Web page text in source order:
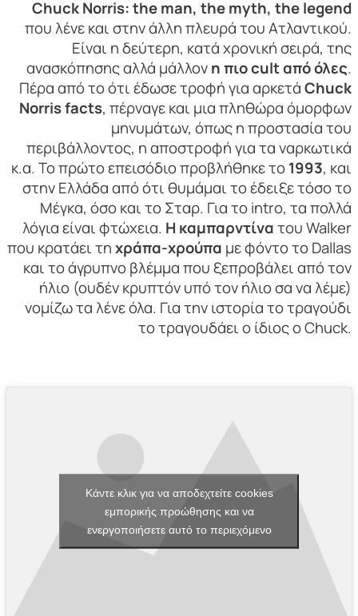
Chuck Norris: the man, the myth, the legend
που λένε και στην άλλη πλευρά του Ατλαντικού.
Είναι η δεύτερη, κατά χρονική σειρά, της
ανασκόπησης αλλά μάλλονη πιο cult από όλες.
Πέρα από το ότι έδωσε τροφή για αρκετάChuck
Norris facts, πέρναγε και μια πληθώρα όμορφων
μηνυμάτων, όπως η προστασία του
περιβάλλοντος, η αποστροφή για τα ναρκωτικά
κ.α. Το πρώτο επεισόδιο προβλήθηκε το1993, και
στην Ελλάδα από ότι θυμάμαι το έδειξε τόσο το
Μέγκα, όσο και το Σταρ. Για το intro, τα πολλά
λόγια είναι φτώχεια. Η καμπαρντίνατου Walker
που κρατάει τηχράπα-χρούπα με φόντο το Dallas
και το άγρυπνο βλέμμα που ξεπροβάλει από τον
ήλιο (ουδέν κρυπτόν υπό τον ήλιο σα να λέμε)
νομίζω τα λένε όλα. Για την ιστορία το τραγούδι
το τραγουδάει ο ίδιος ο Chuck.
Κάντε κλικ για να αποδεχτείτε cookies
εμπορικής προώθησης και να
ενεργοποιήσετε αυτό το περιεχόμενο